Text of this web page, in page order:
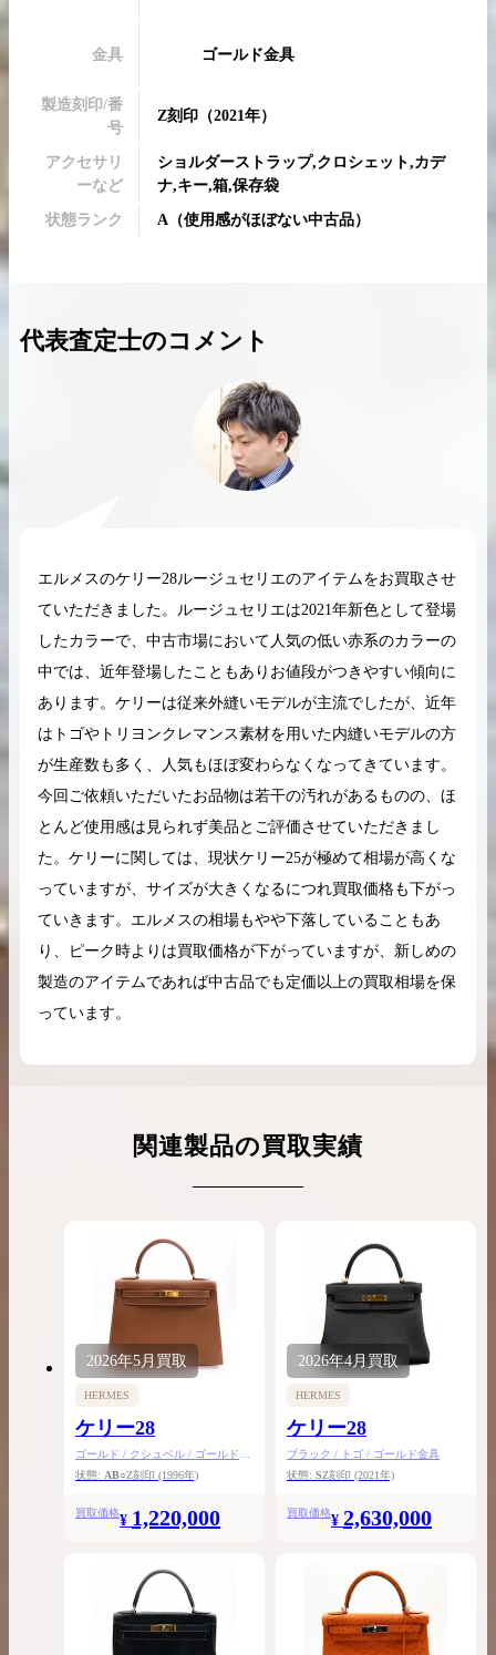
希少なリザード素材のバーキンの買取価格や
金具 ゴールド金具
製造刻印/番
号
Z刻印 （2021年）
アクセサリ
ーなど
ショルダーストラップ,クロシェット,カデ
ナ,キー,箱,保存袋
状態ランク A （使用感がほぼない中古品）
代表査定士のコメント
エルメスのケリー28ルージュセリエのアイテムをお買取させ
ていただきました。ルージュセリエは2021年新色として登場
したカラーで、中古市場において人気の低い赤系のカラーの
中では、近年登場したこともありお値段がつきやすい傾向に
あります。ケリーは従来外縫いモデルが主流でしたが、近年
はトゴやトリヨンクレマンス素材を用いた内縫いモデルの方
が生産数も多く、人気もほぼ変わらなくなってきています。
今回ご依頼いただいたお品物は若干の汚れがあるものの、ほ
とんど使用感は見られず美品とご評価させていただきまし
た。ケリーに関しては、現状ケリー25が極めて相場が高くな
っていますが、サイズが大きくなるにつれ買取価格も下がっ
ていきます。エルメスの相場もやや下落していることもあ
り、ピーク時よりは買取価格が下がっていますが、新しめの
製造のアイテムであれば中古品でも定価以上の買取相場を保
っています。
関連製品の買取実績
2026年5月買取
HERMES
ケリー28
ゴールド / クシュベル / ゴールド金
具
状態: AB○Z刻印 (1996年)
買取価格¥ 1,220,000
2026年4月買取
HERMES
ケリー28
ブラック / トゴ / ゴールド金具
状態: SZ刻印 (2021年)
買取価格¥ 2,630,000